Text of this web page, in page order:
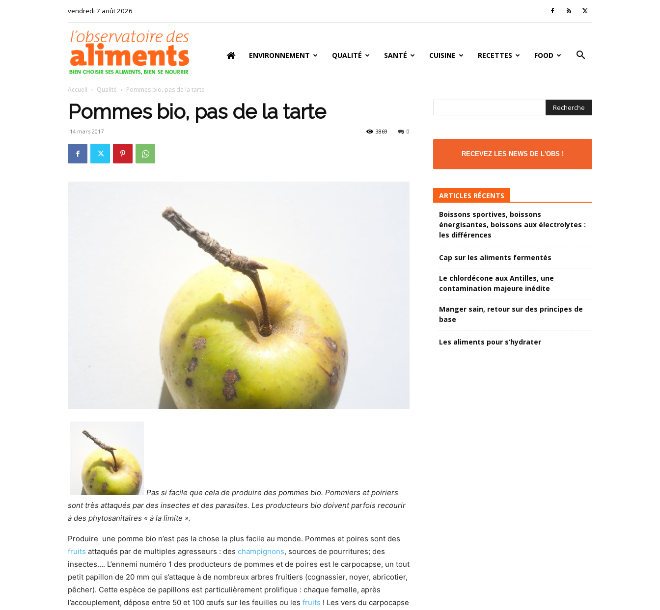
vendredi 7 août 2026
ENVIRONNEMENT QUALITÉ SANTÉ CUISINE RECETTES FOOD
Accueil Qualité Pommes bio, pas de la tarte
Pommes bio, pas de la tarte
14 mars 2017 0
3869
Pas si facile que cela de produire des pommes bio. Pommiers et poiriers
sont très attaqués par des insectes et des parasites. Les producteurs bio doivent parfois recourir
à des phytosanitaires « à la limite ».
Produire une pomme bio n’est pas la chose la plus facile au monde. Pommes et poires sont des
fruits attaqués par de multiples agresseurs : des champignons, sources de pourritures; des
insectes…. L’ennemi numéro 1 des producteurs de pommes et de poires est le carpocapse, un tout
petit papillon de 20 mm qui s’attaque à de nombreux arbres fruitiers (cognassier, noyer, abricotier,
pêcher). Cette espèce de papillons est particulièrement prolifique : chaque femelle, après
l’accouplement, dépose entre 50 et 100 œufs sur les feuilles ou les fruits ! Les vers du carpocapse
RECEVEZ LES NEWS DE L'OBS !
ARTICLES RÉCENTS
Boissons sportives, boissons
énergisantes, boissons aux électrolytes :
les différences
Cap sur les aliments fermentés
Le chlordécone aux Antilles, une
contamination majeure inédite
Manger sain, retour sur des principes de
base
Les aliments pour s’hydrater